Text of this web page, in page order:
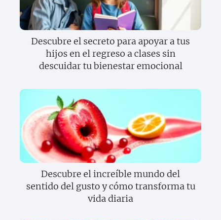
Descubre el secreto para apoyar a tus
hijos en el regreso a clases sin
descuidar tu bienestar emocional
Descubre el increíble mundo del
sentido del gusto y cómo transforma tu
vida diaria